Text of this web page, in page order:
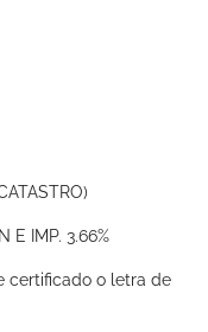
E IMP. 3.66%
certificado o letra de